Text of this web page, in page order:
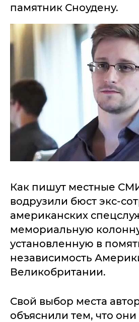
памятник Сноудену.
Как пишут местные
водрузили бюст экс-
американских
мемориальную
установленную в
независимость
Великобритании.
Свой выбор места
объяснили тем, что они